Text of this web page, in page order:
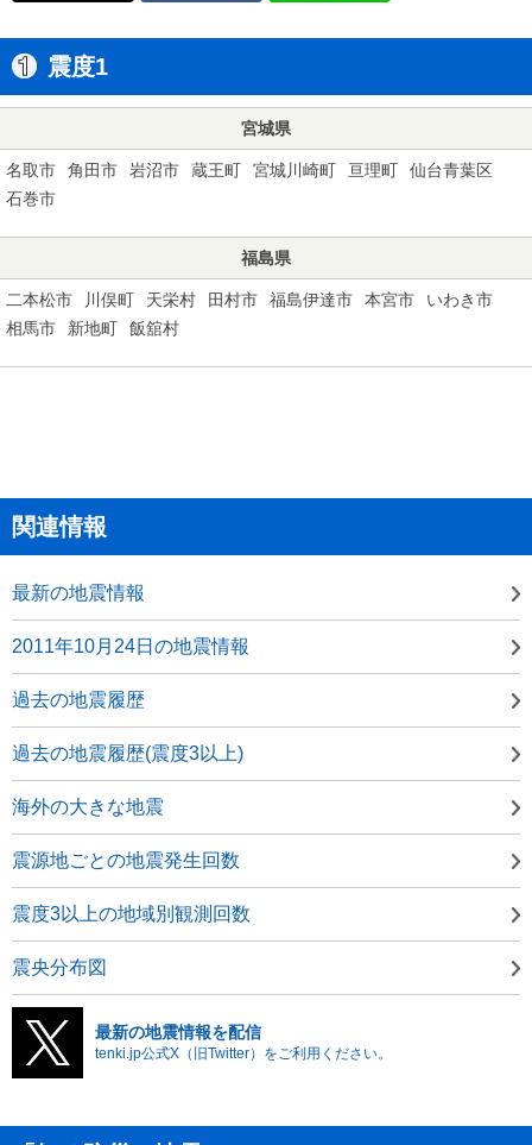
震度1
宮城県
名取市 角田市 岩沼市 蔵王町 宮城川崎町 亘理町
仙台青葉区
石巻市
福島県
二本松市 川俣町 天栄村 田村市 福島伊達市 本宮市
いわき市
相馬市
新地町 飯舘村
関連情報
最新の地震情報
2011年10月24日の地震情報
過去の地震履歴
過去の地震履歴(震度3以上)
海外の大きな地震
震源地ごとの地震発生回数
震度3以上の地域別観測回数
震央分布図
最新の地震情報を配信
tenki.jp公式X（旧Twitter）をご利用ください。